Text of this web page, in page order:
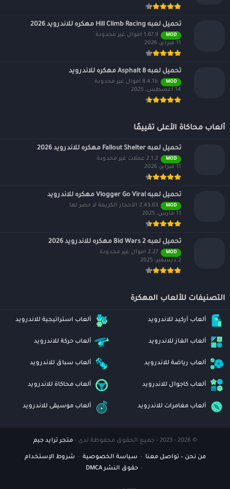
تحميل لعبه Hill Climb Racing مهكره للاندرويد 2026
MOD
1.67.9 اموال غير محدودة
11 فبراير، 2026
تحميل لعبه Asphalt 8 مهكره للاندرويد
MOD
8.4.1b اموال غير محدودة
14 أغسطس، 2025
ألعاب محاكاة الأعلى تقييمًا
تحميل لعبه Fallout Shelter مهكره للاندرويد 2026
MOD
2.1.2 عملات غير محدودة
11 فبراير، 2026
تحميل لعبه Vlogger Go Viral مهكره للاندرويد
MOD
2.43.63 الأحجار الكريمة لا حصر لها
11 مارس، 2025
تحميل لعبه Bid Wars 2 مهكره للاندرويد 2026
MOD
2.27 اموال غير محدودة
2 ديسمبر، 2025
التصنيفات للألعاب المهكرة
ألعاب أركيد للاندرويد ألعاب استراتيجية للاندرويد
ألعاب الغاز للاندرويد ألعاب حركة للاندرويد
ألعاب رياضة للاندرويد ألعاب سباق للاندرويد
ألعاب كاجوال للاندرويد ألعاب محاكاة للاندرويد
ألعاب مغامرات للاندرويد ألعاب موسيقى للاندرويد
© 2026 - 2023 - جميع الحقوق محفوظة لدى - متجر ترايد جيم
من نحن – تواصل معنا سياسة الخصوصية
شروط الإستخدام
حقوق النشر DMCA